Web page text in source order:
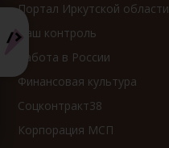
Портал Иркутской области
Ваш контроль
Работа в России
Финансовая культура
Соцконтракт38
Корпорация МСП